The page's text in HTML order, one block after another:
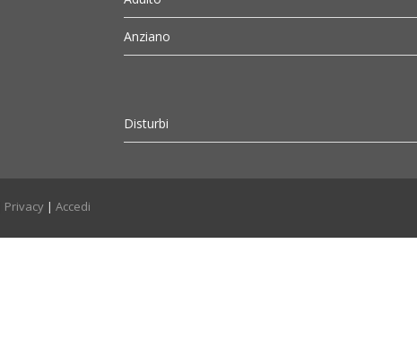
Anziano
Disturbi
Privacy | Accedi